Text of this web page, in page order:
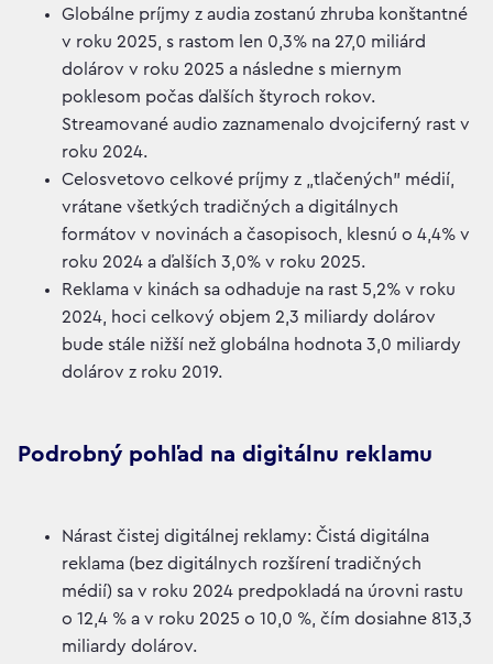
Globálne príjmy z audia zostanú zhruba konštantné
v roku 2025, s rastom len 0,3% na 27,0 miliárd
dolárov v roku 2025 a následne s miernym
poklesom počas ďalších štyroch rokov.
Streamované audio zaznamenalo dvojciferný rast v
roku 2024.
Celosvetovo celkové príjmy z „tlačených” médií,
vrátane všetkých tradičných a digitálnych
formátov v novinách a časopisoch, klesnú o 4,4% v
roku 2024 a ďalších 3,0% v roku 2025.
Reklama v kinách sa odhaduje na rast 5,2% v roku
2024, hoci celkový objem 2,3 miliardy dolárov
bude stále nižší než globálna hodnota 3,0 miliardy
dolárov z roku 2019.
Podrobný pohľad na digitálnu reklamu
Nárast čistej digitálnej reklamy: Čistá digitálna
reklama (bez digitálnych rozšírení tradičných
médií) sa v roku 2024 predpokladá na úrovni rastu
o 12,4 % a v roku 2025 o 10,0 %, čím dosiahne 813,3
miliardy dolárov.